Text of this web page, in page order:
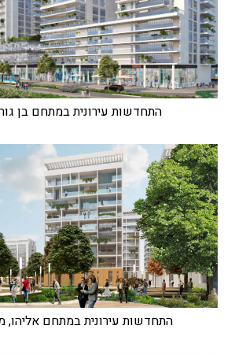
התחדשות עירונית במתחם בן
התחדשות עירונית במתחם אליהו,